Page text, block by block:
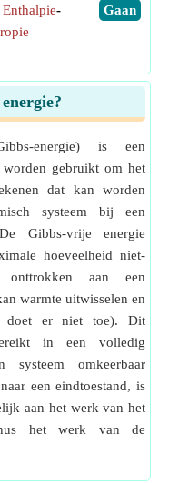
​Gaan
Enthalpie-
energie) is een
gebruikt om het
dat kan worden
systeem bij een
Gibbs-vrije energie
hoeveelheid niet-
aan een
warmte uitwisselen en
doet er niet toe). Dit
in een volledig
systeem omkeerbaar
een eindtoestand, is
aan het werk van het
het werk van de